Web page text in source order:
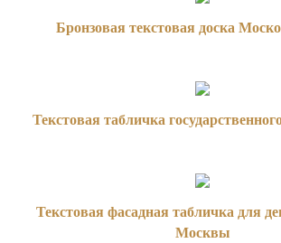
Бронзовая текстовая доска
Текстовая табличка
Текстовая фасадная табличка для
Москвы